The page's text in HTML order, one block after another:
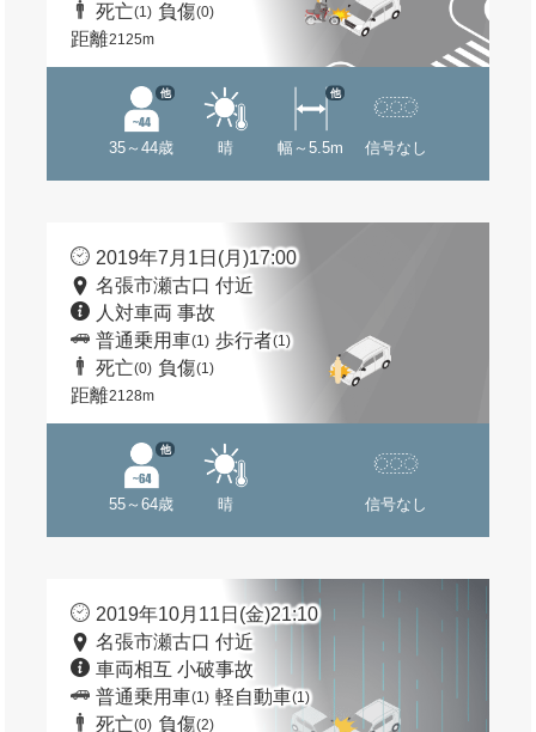
死亡(1) 負傷(0)
距離2125m
35～44歳
他
晴 幅～5.5m
他
信号なし
2019年7月1日(月)17:00
名張市瀬古口 付近
人対車両 事故
普通乗用車(1) 歩行者(1)
死亡(0) 負傷(1)
距離2128m
55～64歳
他
晴 信号なし
2019年10月11日(金)21:10
名張市瀬古口 付近
車両相互 小破事故
普通乗用車(1) 軽自動車(1)
死亡(0) 負傷(2)